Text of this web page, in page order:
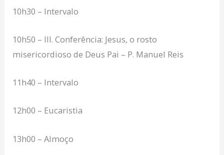
10h30 – Intervalo
10h50 – III. Conferência: Jesus, o rosto
misericordioso de Deus Pai – P. Manuel Reis
11h40 – Intervalo
12h00 – Eucaristia
13h00 – Almoço